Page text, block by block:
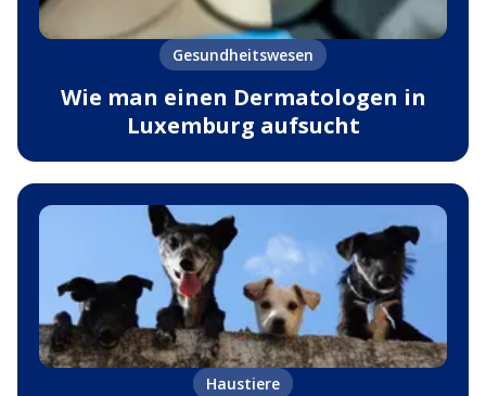
Gesundheitswesen
Wie man einen Dermatologen in
Luxemburg aufsucht
Haustiere